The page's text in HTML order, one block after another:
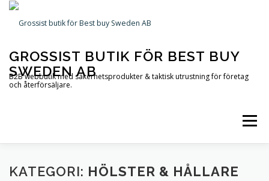
Hoppa
innehåll
GROSSIST BUTIK FÖR BEST BUY
SWEDEN AB
B2B webbutik med säkerhetsprodukter & taktisk utrustning för företag
och återförsäljare.
Meny
STARTSIDA PRODUKTER INFORMATION
KATEGORI: HÖLSTER & HÅLLARE